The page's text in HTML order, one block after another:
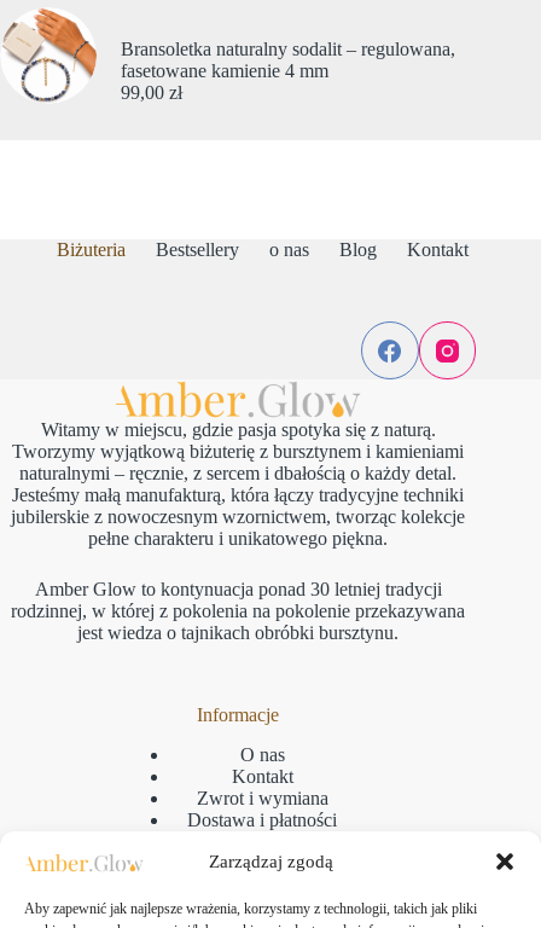
Zarządzaj zgodą
Aby zapewnić jak najlepsze wrażenia, korzystamy z technologii, takich jak pliki
Bransoletka naturalny sodalit – regulowana,
fasetowane kamienie 4 mm
99,00 zł
Biżuteria Bestsellery o nas Blog Kontakt
Witamy w miejscu, gdzie pasja spotyka się z naturą.
Tworzymy wyjątkową biżuterię z bursztynem i kamieniami
naturalnymi – ręcznie, z sercem i dbałością o każdy detal.
Jesteśmy małą manufakturą, która łączy tradycyjne techniki
jubilerskie z nowoczesnym wzornictwem, tworząc kolekcje
pełne charakteru i unikatowego piękna.
Amber Glow to kontynuacja ponad 30 letniej tradycji
rodzinnej, w której z pokolenia na pokolenie przekazywana
jest wiedza o tajnikach obróbki bursztynu.
Informacje
O nas
Kontakt
Zwrot i wymiana
Dostawa i płatności
Regulamin
GPSR